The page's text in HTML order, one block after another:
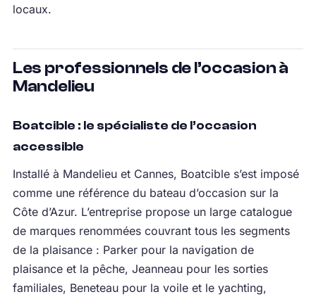
locaux.
Les professionnels de l’occasion à
Mandelieu
Boatcible : le spécialiste de l’occasion
accessible
Installé à Mandelieu et Cannes, Boatcible s’est imposé
comme une référence du bateau d’occasion sur la
Côte d’Azur. L’entreprise propose un large catalogue
de marques renommées couvrant tous les segments
de la plaisance : Parker pour la navigation de
plaisance et la pêche, Jeanneau pour les sorties
familiales, Beneteau pour la voile et le yachting,